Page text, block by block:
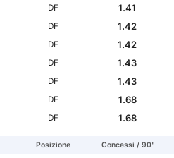
DF
1.41
DF
1.42
DF
1.42
DF
1.43
DF
1.43
DF
1.68
DF 1.68
Posizione Concessi / 90'